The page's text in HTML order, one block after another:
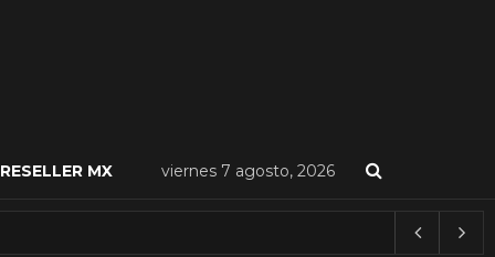
RESELLER MX viernes 7 agosto, 2026